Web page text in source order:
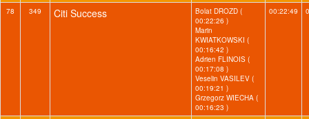
78 349 Citi Success
Bolat DROZD (
00:22:26 )
Marin
KWIATKOWSKI (
00:16:42 )
Adrien FLINOIS (
00:17:08 )
Veselin VASILEV (
00:19:21 )
Grzegorz WIECHA (
00:16:23 )
00:22:49